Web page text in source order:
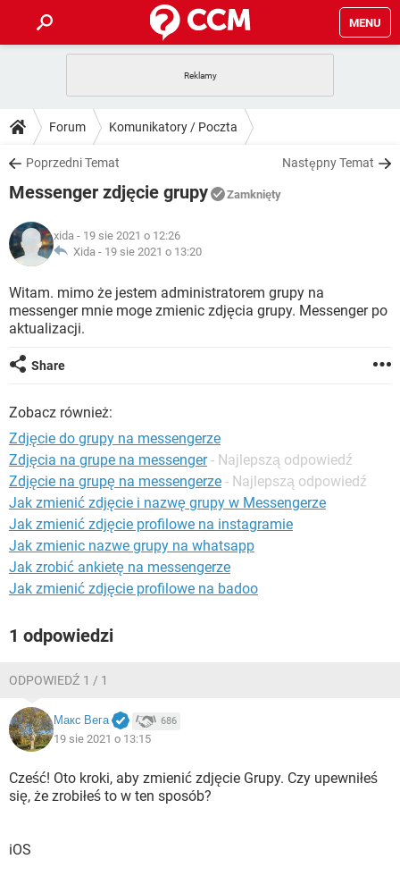
MENU
GRY WHATSAPP
SPOTIFY
INSTAGRAM FACEBOOK
WINDOWS 10
PORADY
PlayStation TIKTOK
INSTAGRAM
WINDOWS 10
DO POBRANIA
ANDROID TIKTOK
GRY
IOS
INSTAGRAM
WINDOWS 10
COVID-19
GRY
SPOTIFY NETFLIX
INSTAGRAM
WINDOWS 10
ARTYKUŁY
COVID-19
GRY WHATSAPP
INSTAGRAM
WINDOWS 10
Forum Komunikatory / Poczta
Poprzedni Temat Następny Temat
Messenger zdjęcie grupy Zamknięty
xida - 19 sie 2021 o 12:26
Xida - 19 sie 2021 o 13:20
Witam. mimo że jestem administratorem grupy na
messenger mnie moge zmienic zdjęcia grupy. Messenger po
aktualizacji.
Share
Zobacz również:
Zdjęcie do grupy na messengerze
Zdjęcia na grupe na messenger - Najlepszą odpowiedź
Zdjęcie na grupę na messengerze - Najlepszą odpowiedź
Jak zmienić zdjęcie i nazwę grupy w Messengerze
Jak zmienić zdjęcie profilowe na instagramie
Jak zmienic nazwe grupy na whatsapp
Jak zrobić ankietę na messengerze
Jak zmienić zdjęcie profilowe na badoo
1 odpowiedzi
ODPOWIEDŹ 1 / 1
Макс Вега 686
19 sie 2021 o 13:15
Cześć! Oto kroki, aby zmienić zdjęcie Grupy. Czy upewniłeś
się, że zrobiłeś to w ten sposób?
iOS